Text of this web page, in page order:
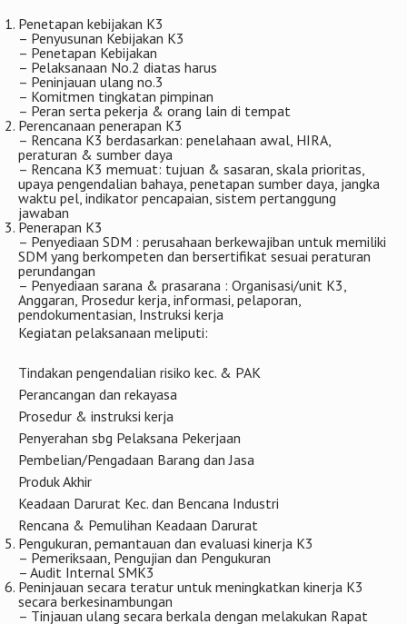
Penetapan kebijakan K3
– Penyusunan Kebijakan K3
– Penetapan Kebijakan
– Pelaksanaan No.2 diatas harus
– Peninjauan ulang no.3
– Komitmen tingkatan pimpinan
– Peran serta pekerja & orang lain di tempat
Perencanaan penerapan K3
– Rencana K3 berdasarkan: penelahaan awal, HIRA,
peraturan & sumber daya
– Rencana K3 memuat: tujuan & sasaran, skala prioritas,
upaya pengendalian bahaya, penetapan sumber daya, jangka
waktu pel, indikator pencapaian, sistem pertanggung
jawaban
Penerapan K3
– Penyediaan SDM : perusahaan berkewajiban untuk memiliki
SDM yang berkompeten dan bersertifikat sesuai peraturan
perundangan
– Penyediaan sarana & prasarana : Organisasi/unit K3,
Anggaran, Prosedur kerja, informasi, pelaporan,
pendokumentasian, Instruksi kerja
Kegiatan pelaksanaan meliputi:
Tindakan pengendalian risiko kec. & PAK
Perancangan dan rekayasa
Prosedur & instruksi kerja
Penyerahan sbg Pelaksana Pekerjaan
Pembelian/Pengadaan Barang dan Jasa
Produk Akhir
Keadaan Darurat Kec. dan Bencana Industri
Rencana & Pemulihan Keadaan Darurat
Pengukuran, pemantauan dan evaluasi kinerja K3
– Pemeriksaan, Pengujian dan Pengukuran
– Audit Internal SMK3
Peninjauan secara teratur untuk meningkatkan kinerja K3
secara berkesinambungan
– Tinjauan ulang secara berkala dengan melakukan Rapat